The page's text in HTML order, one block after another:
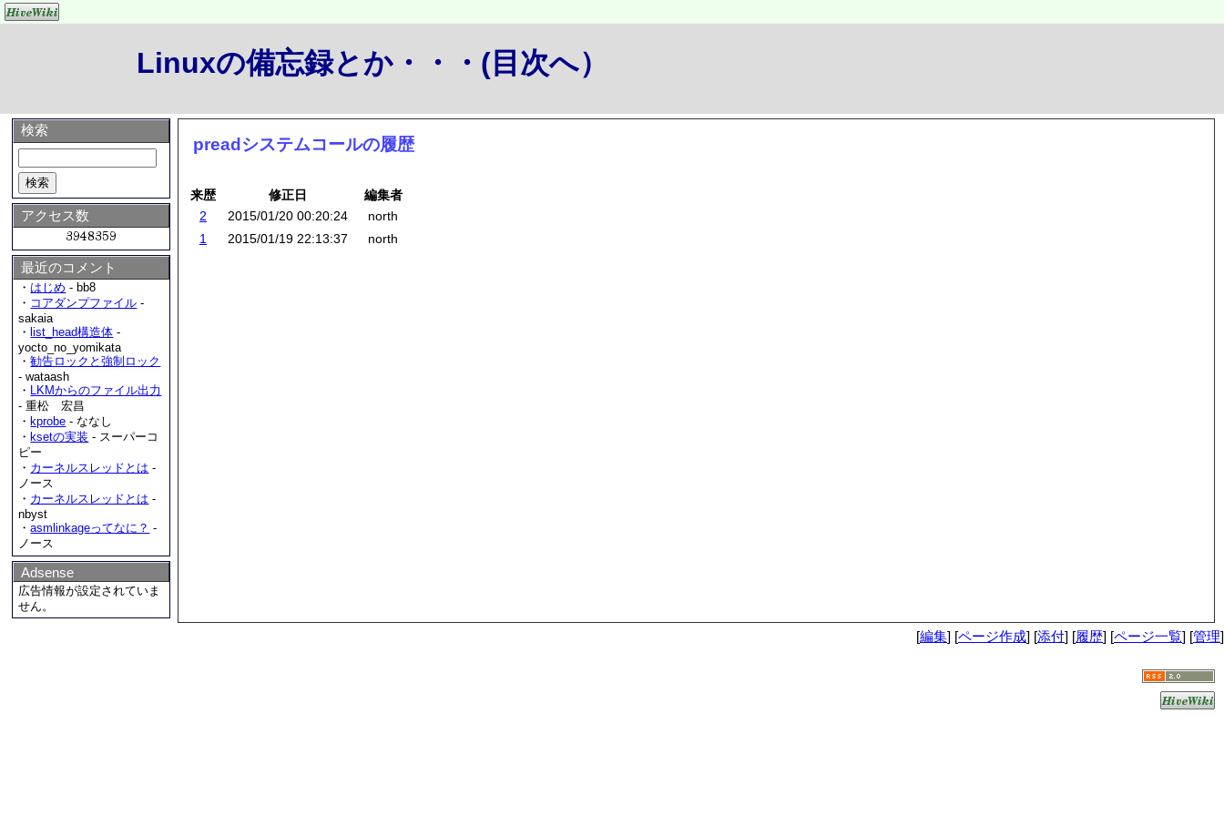
Linuxの備忘録とか・・・(目次へ）
preadシステムコールの履歴
来歴 修正日
編集者
2
2015/01/20 00:20:24
north
1
2015/01/19 22:13:37 north
検索
アクセス数
最近のコメント
・ はじめ - bb8
・ コアダンプファイル -
sakaia
・ list_head構造体 -
yocto_no_yomikata
・勧告ロックと強制ロック
- wataash
・ LKMからのファイル出力
- 重松 宏昌
・ kprobe - ななし
・ ksetの実装 - スーパーコ
ピー
・ カーネルスレッドとは -
ノース
・ カーネルスレッドとは -
nbyst
・asmlinkageってなに？ -
ノース
Adsense
広告情報が設定されていま
せん。
[編集] [ページ作成] [添付] [履歴] [ページ一覧] [管理]